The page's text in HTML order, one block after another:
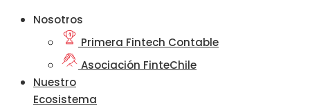
Nosotros
Primera Fintech Contable
Asociación FinteChile
Nuestro
Ecosistema